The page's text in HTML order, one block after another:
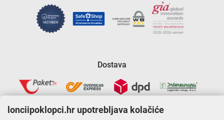
Dostava
lonciipoklopci.hr upotrebljava kolačiće